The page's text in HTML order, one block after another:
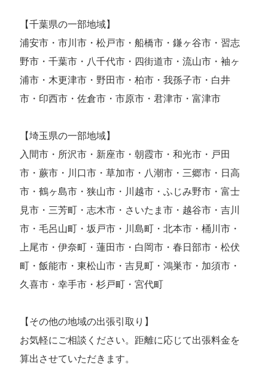
【千葉県の一部地域】
浦安市・市川市・松戸市・船橋市・鎌ヶ谷市・習志
野市・千葉市・八千代市・四街道市・流山市・袖ヶ
浦市・木更津市・野田市・柏市・我孫子市・白井
市・印西市・佐倉市・市原市・君津市・富津市
【埼玉県の一部地域】
入間市・所沢市・新座市・朝霞市・和光市・戸田
市・蕨市・川口市・草加市・八潮市・三郷市・日高
市・鶴ヶ島市・狭山市・川越市・ふじみ野市・富士
見市・三芳町・志木市・さいたま市・越谷市・吉川
市・毛呂山町・坂戸市・川島町・北本市・桶川市・
上尾市・伊奈町・蓮田市・白岡市・春日部市・松伏
町・飯能市・東松山市・吉見町・鴻巣市・加須市・
久喜市・幸手市・杉戸町・宮代町
【その他の地域の出張引取り】
お気軽にご相談ください。距離に応じて出張料金を
算出させていただきます。